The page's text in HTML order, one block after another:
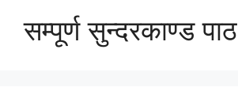
सम्पूर्ण सुन्दरकाण्ड पाठ